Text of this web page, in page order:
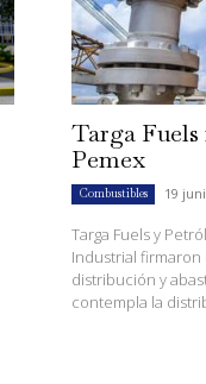
Targa
Pemex
Combustibles 19
Targa Fuels y
Industrial
distribución y
contempla la